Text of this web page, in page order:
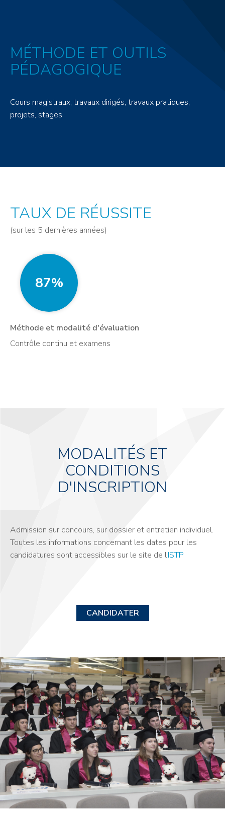
MÉTHODE ET OUTILS
PÉDAGOGIQUE
Cours magistraux, travaux dirigés, travaux pratiques,
projets, stages
TAUX DE RÉUSSITE
(sur les 5 dernières années)
87%
Méthode et modalité d'évaluation
Contrôle continu et examens
MODALITÉS ET
CONDITIONS
D'INSCRIPTION
Admission sur concours, sur dossier et entretien individuel.
Toutes les informations concernant les dates pour les
candidatures sont accessibles sur le site de l'ISTP
CANDIDATER